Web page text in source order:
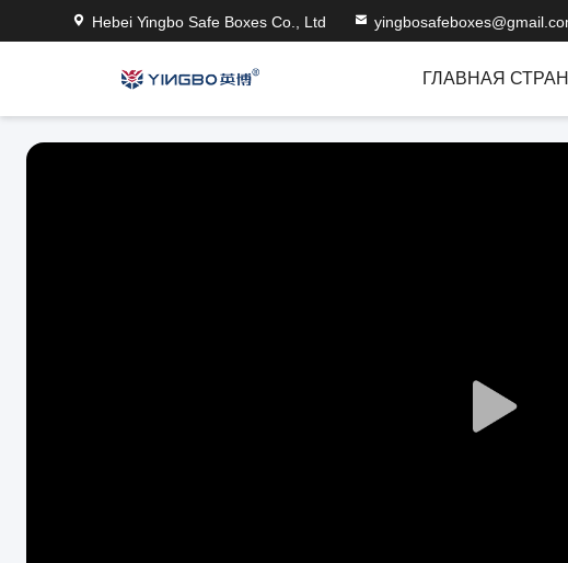
Hebei Yingbo Safe Boxes Co., Ltd
ГЛАВНАЯ
Play